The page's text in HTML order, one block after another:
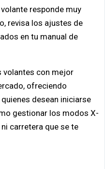
responde muy
revisa los ajustes de
en tu manual de
volantes con mejor
ofreciendo
desean iniciarse
gestionar los modos X-
carretera que se te